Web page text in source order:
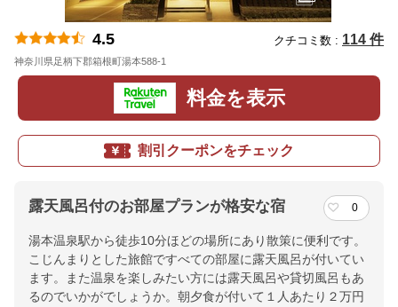
4.5 クチコミ数 : 114 件
神奈川県足柄下郡箱根町湯本588-1
料金を表示
割引クーポンをチェック
露天風呂付のお部屋プランが格安な宿 0
湯本温泉駅から徒歩10分ほどの場所にあり散策に便利です。
こじんまりとした旅館ですべての部屋に露天風呂が付いてい
ます。また温泉を楽しみたい方には露天風呂や貸切風呂もあ
るのでいかがでしょうか。朝夕食が付いて１人あたり２万円